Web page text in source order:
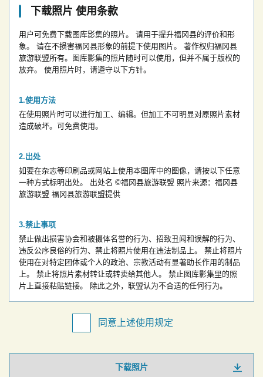
下载照片 使用条款
用户可免费下载图库影集的照片。
请用于提升福冈县的评价和形
象。
请在不损害福冈县形象的前提下使用图片。
著作权归福冈县
旅游联盟所有。图库影集的照片随时可以使用，但并不属于版权的
放弃。
使用照片时，请遵守以下方针。
使用方法
在使用照片时可以进行加工、编辑。但加工不可明显对原照片素材
造成破坏。可免费使用。
出处
如要在杂志等印刷品或网站上使用本图库中的图像，请按以下任意
一种方式标明出处。
出处名 ©福冈县旅游联盟 照片来源：福冈县
旅游联盟 福冈县旅游联盟提供
禁止事项
禁止做出损害协会和被摄体名誉的行为、招致丑闻和误解的行为、
违反公序良俗的行为、禁止将照片使用在违法制品上。
禁止将照片
使用在对特定团体或个人的政治、宗教活动有显著助长作用的制品
上。
禁止将照片素材转让或转卖给其他人。
禁止图库影集里的照
片上直接粘贴链接。
除此之外，联盟认为不合适的任何行为。
同意上述使用规定
下载照片